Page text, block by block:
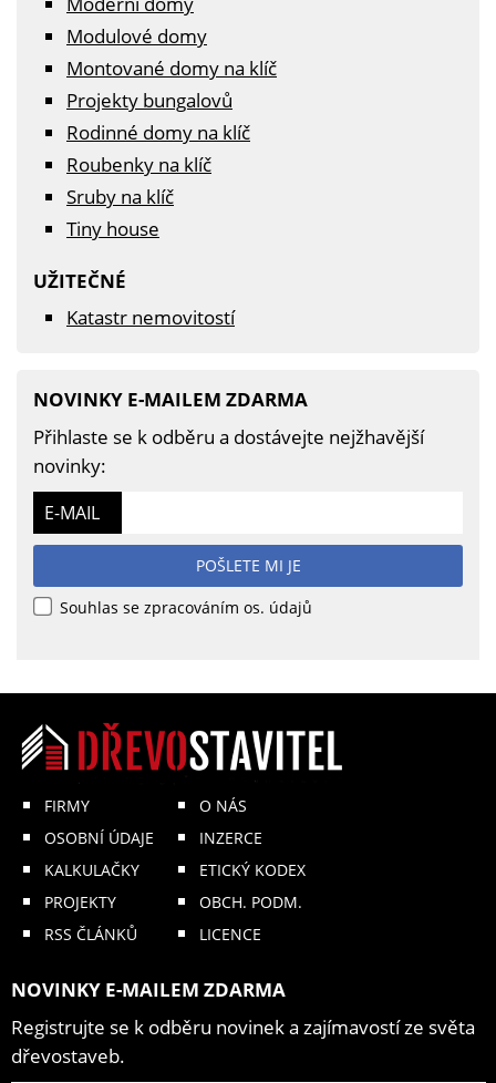
Modulové domy
Montované domy na klíč
Projekty bungalovů
Rodinné domy na klíč
Roubenky na klíč
Sruby na klíč
Tiny house
UŽITEČNÉ
Katastr nemovitostí
NOVINKY E-MAILEM ZDARMA
Přihlaste se k odběru a dostávejte nejžhavější
novinky:
E-MAIL
POŠLETE MI JE
Souhlas se zpracováním os. údajů
FIRMY
OSOBNÍ ÚDAJE
KALKULAČKY
PROJEKTY
RSS ČLÁNKŮ
O NÁS
INZERCE
ETICKÝ KODEX
OBCH. PODM.
LICENCE
NOVINKY E-MAILEM ZDARMA
Registrujte se k odběru novinek a zajímavostí ze světa
dřevostaveb.